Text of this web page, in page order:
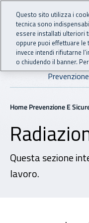
Vai al menu principale
Vai al contenuto
INAIL -
Navigazione - Ti trovi in:
Home Prevenzione E
Questa sezione
lavoro.
Questo sito utilizza i
tecnica sono
essere installati ulteriori
oppure puoi effettuare le
invece intendi rifiutarne
o chiudendo il banner.